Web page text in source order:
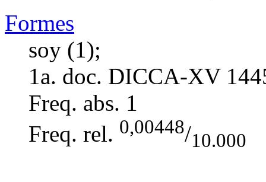
Formes
soy (1);
1a. doc. DICCA-XV
Freq. abs. 1
Freq. rel. 0,00448/10.000